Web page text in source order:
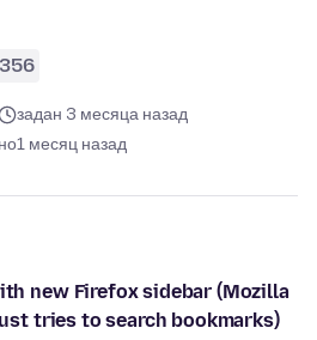
356
задан 3 месяца назад
1 месяц назад
new Firefox sidebar (Mozilla
tries to search bookmarks)